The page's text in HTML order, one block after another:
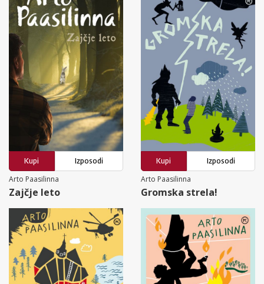
Kupi
Izposodi
Arto Paasilinna
Zajčje leto
Kupi
Izposodi
Arto Paasilinna
Gromska strela!